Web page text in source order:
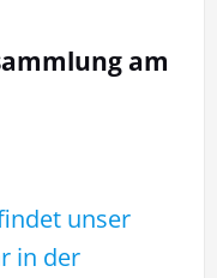
am
unser
in der